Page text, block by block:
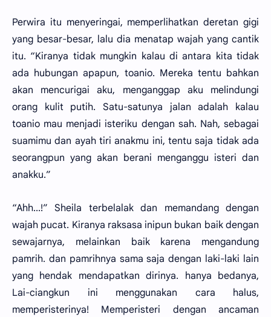
Perwira itu menyeringai, memperlihatkan deretan gigi
yang besar-besar, lalu dia menatap wajah yang cantik
itu. “Kiranya tidak mungkin kalau di antara kita tidak
ada hubungan apapun, toanio. Mereka tentu bahkan
akan mencurigai aku, menganggap aku melindungi
orang kulit putih. Satu-satunya jalan adalah kalau
toanio mau menjadi isteriku dengan sah. Nah, sebagai
suamimu dan ayah tiri anakmu ini, tentu saja tidak ada
seorangpun yang akan berani menganggu isteri dan
anakku.”
“Ahh...!” Sheila terbelalak dan memandang dengan
wajah pucat. Kiranya raksasa inipun bukan baik dengan
sewajarnya, melainkan baik karena mengandung
pamrih. dan pamrihnya sama saja dengan laki-laki lain
yang hendak mendapatkan dirinya. hanya bedanya,
Lai-ciangkun ini menggunakan cara halus,
memperisterinya! Memperisteri dengan ancaman